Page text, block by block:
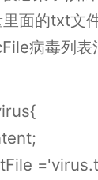
面的txt文
病毒列表